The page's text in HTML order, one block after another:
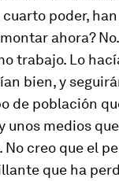
poder,
ahora?
trabajo. Lo
bien, y
de población
unos medios
No creo que el
que ha